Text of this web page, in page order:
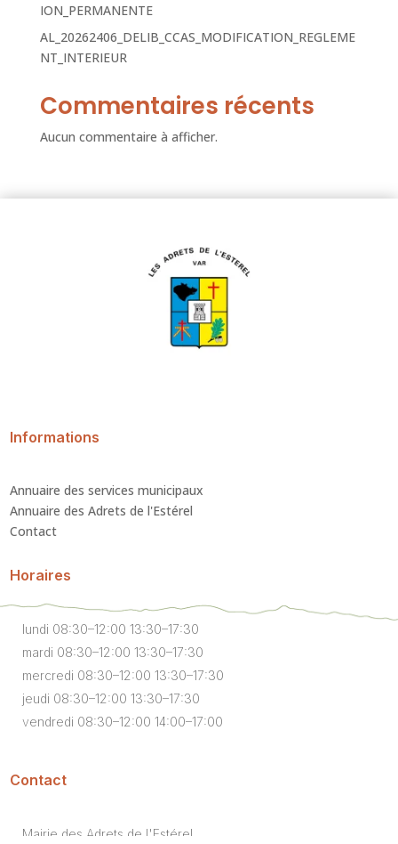
ION_PERMANENTE
AL_20262406_DELIB_CCAS_MODIFICATION_REGLEME
NT_INTERIEUR
Commentaires récents
Aucun commentaire à afficher.
Informations
Annuaire des services municipaux
Annuaire des Adrets de l'Estérel
Contact
Horaires
lundi 08:30–12:00 13:30–17:30
mardi 08:30–12:00 13:30–17:30
mercredi 08:30–12:00 13:30–17:30
jeudi 08:30–12:00 13:30–17:30
vendredi 08:30–12:00 14:00–17:00
Contact
Mairie des Adrets de l'Estérel